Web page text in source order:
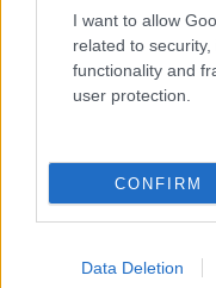
I want to allow
related to
functionality and
user protection.
CONFIRM
Data Deletion